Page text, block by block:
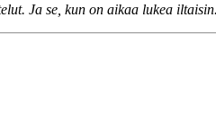
Ja se, kun on aikaa lukea iltaisin.